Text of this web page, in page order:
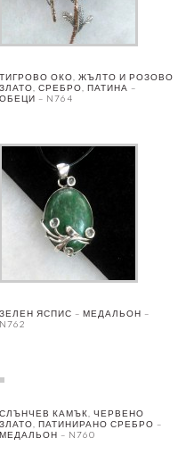
ТИГРОВО ОКО, ЖЪЛТО И РОЗОВО
ЗЛАТО, СРЕБРО, ПАТИНА –
ОБЕЦИ – N764
ЗЕЛЕН ЯСПИС – МЕДАЛЬОН –
N762
СЛЪНЧЕВ КАМЪК, ЧЕРВЕНО
ЗЛАТО, ПАТИНИРАНО СРЕБРО –
МЕДАЛЬОН – N760